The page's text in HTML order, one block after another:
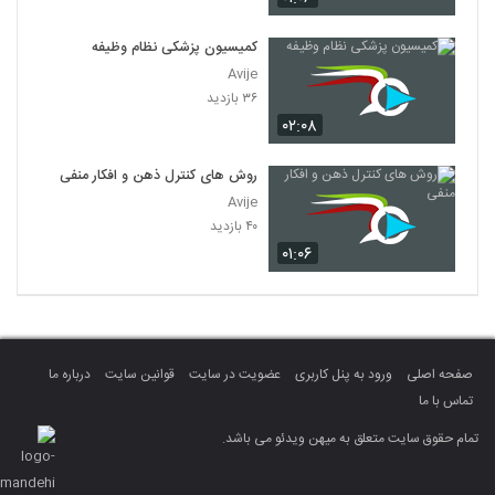
۰۲:۰۸
کمیسیون پزشکی نظام وظیفه
Avije
۳۶ بازدید
۰۱:۰۶
روش های کنترل ذهن و افکار منفی
Avije
۴۰ بازدید
صفحه اصلی ورود به پنل کاربری عضویت در سایت قوانین سایت
درباره ما
تماس با ما
تمام حقوق سایت متعلق به میهن ویدئو می باشد.